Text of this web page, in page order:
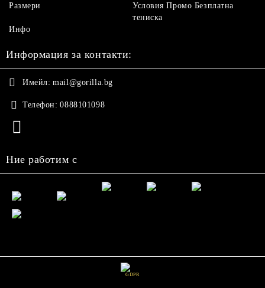
Размери
Инфо
Условия Промо Безплатна
тениска
Информация за контакти:
Имейл: mail@gorilla.bg
Телефон: 0888101098
Ние работим с
GDPR